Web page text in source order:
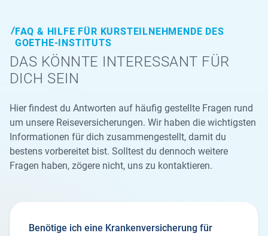
FAQ & HILFE FÜR KURSTEILNEHMENDE DES
GOETHE-INSTITUTS
DAS KÖNNTE INTERESSANT FÜR
DICH SEIN
Hier findest du Antworten auf häufig gestellte Fragen rund
um unsere Reiseversicherungen. Wir haben die wichtigsten
Informationen für dich zusammengestellt, damit du
bestens vorbereitet bist. Solltest du dennoch weitere
Fragen haben, zögere nicht, uns zu kontaktieren.
Benötige ich eine Krankenversicherung für